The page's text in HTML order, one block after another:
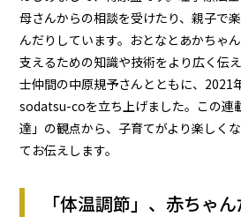
母さんからの相談を受けたり、親子で
んだりしています。おとなとあかちゃ
支えるための知識や技術をより広く伝
士仲間の中原規予さんとともに、2021
sodatsu-coを立ち上げました。この連
達」の観点から、子育てがより楽しく
てお伝えします。
「体温調節」、赤ちゃ